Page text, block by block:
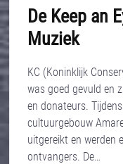
De Keep an
Muziek
KC (Koninklijk
was goed gevuld en
en donateurs.
cultuurgebouw
uitgereikt en werden
ontvangers. De…